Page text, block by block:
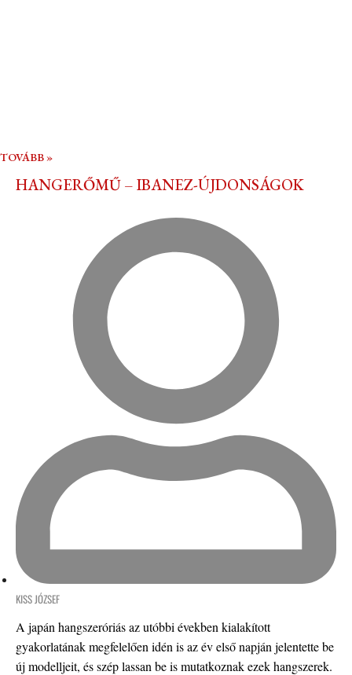
TOVÁBB »
HANGERŐMŰ – IBANEZ-ÚJDONSÁGOK
KISS JÓZSEF
A japán hangszeróriás az utóbbi években kialakított
gyakorlatának megfelelően idén is az év első napján jelentette be
új modelljeit, és szép lassan be is mutatkoznak ezek hangszerek.